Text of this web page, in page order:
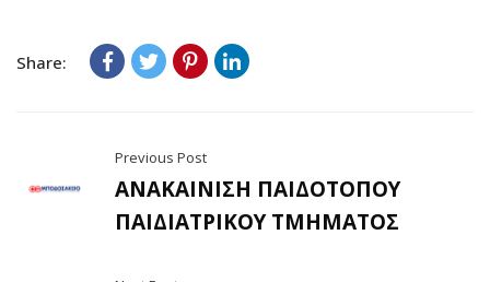
Share:
Previous Post
ΑΝΑΚΑΙΝΙΣΗ ΠΑΙΔΟΤΟΠΟΥ
ΠΑΙΔΙΑΤΡΙΚΟΥ ΤΜΗΜΑΤΟΣ